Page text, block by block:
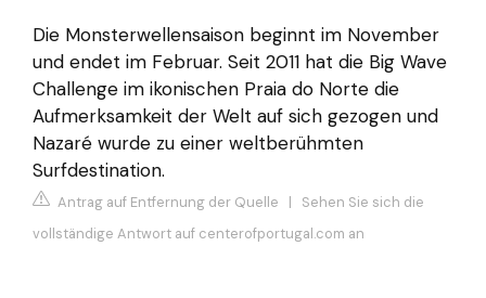
Die Monsterwellensaison beginnt im November
und endet im Februar. Seit 2011 hat die Big Wave
Challenge im ikonischen Praia do Norte die
Aufmerksamkeit der Welt auf sich gezogen und
Nazaré wurde zu einer weltberühmten
Surfdestination.
Antrag auf Entfernung der Quelle | Sehen Sie sich die
vollständige Antwort auf centerofportugal.com an